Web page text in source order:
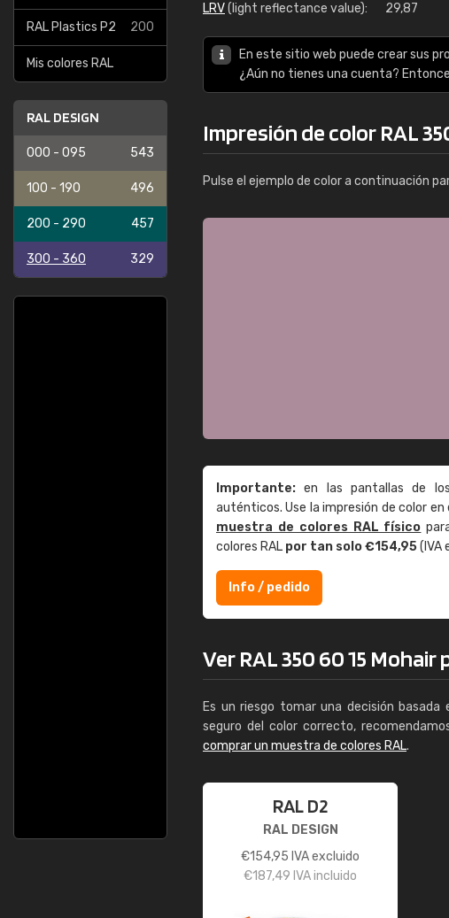
RAL Plastics P2 200
Mis colores RAL
RAL DESIGN
000 - 095 543
100 - 190 496
200 - 290 457
300 - 360 329
LRV(light reflectance value): 29,87
En este sitio web puede crear sus
¿Aún no tienes una cuenta?
Impresión de color RAL
Pulse el ejemplo de color a continuación
Importante: en las pantallas de
auténticos. Use la impresión de color
muestra de colores RAL físico
colores RAL por tan solo €154,95(IVA
Info / pedido
Ver RAL 350 60 15 Mohair
Es un riesgo tomar una decisión
seguro del color correcto,
comprar un muestra de colores RAL.
RAL D2
RAL DESIGN
€154,95 IVA excluido
€187,49 IVA incluido